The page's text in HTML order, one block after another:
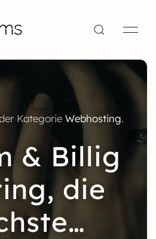
Kategorie Webhosting.
& Billig
die